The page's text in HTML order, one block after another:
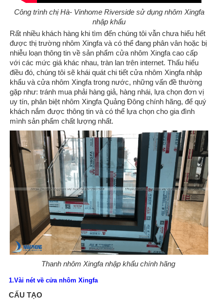
Công trình chị Hà- Vinhome Riverside sử dụng nhôm Xingfa
nhập khẩu
Rất nhiều khách hàng khi tìm đến chúng tôi vẫn chưa hiểu hết
được thị trường nhôm Xingfa và có thể đang phân vân hoặc bị
nhiễu loạn thông tin về sản phẩm cửa nhôm Xingfa cao cấp
với các mức giá khác nhau, tràn lan trên internet. Thấu hiểu
điều đó, chúng tôi sẽ khái quát chi tiết cửa nhôm Xingfa nhập
khẩu và cửa nhôm Xingfa trong nước, những vấn đề thường
gặp như: tránh mua phải hàng giả, hàng nhái, lựa chọn đơn vị
uy tín, phân biệt nhôm Xingfa Quảng Đông chính hãng, để quý
khách nắm được thông tin và có thể lựa chọn cho gia đình
mình sản phẩm chất lượng nhất.
Thanh nhôm Xingfa nhập khẩu chính hãng
1.Vài nét về cửa nhôm Xingfa
CẤU TẠO